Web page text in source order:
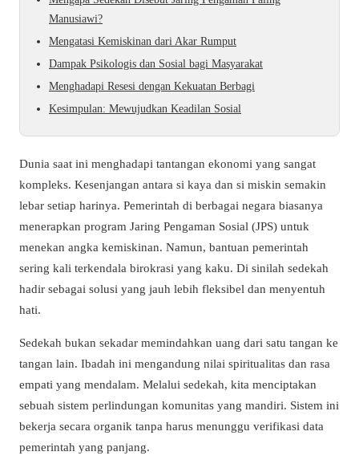
Manusiawi?
Mengatasi Kemiskinan dari Akar Rumput
Dampak Psikologis dan Sosial bagi Masyarakat
Menghadapi Resesi dengan Kekuatan Berbagi
Kesimpulan: Mewujudkan Keadilan Sosial
Dunia saat ini menghadapi tantangan ekonomi yang sangat
kompleks. Kesenjangan antara si kaya dan si miskin semakin
lebar setiap harinya. Pemerintah di berbagai negara biasanya
menerapkan program Jaring Pengaman Sosial (JPS) untuk
menekan angka kemiskinan. Namun, bantuan pemerintah
sering kali terkendala birokrasi yang kaku. Di sinilah sedekah
hadir sebagai solusi yang jauh lebih fleksibel dan menyentuh
hati.
Sedekah bukan sekadar memindahkan uang dari satu tangan ke
tangan lain. Ibadah ini mengandung nilai spiritualitas dan rasa
empati yang mendalam. Melalui sedekah, kita menciptakan
sebuah sistem perlindungan komunitas yang mandiri. Sistem ini
bekerja secara organik tanpa harus menunggu verifikasi data
pemerintah yang panjang.